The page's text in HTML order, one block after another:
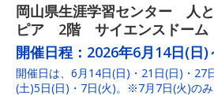
岡山県生涯学習センター 人
ピア 2階 サイエンスドーム
開催日程： 2026年6月14日(日)
開催日は、6月14日(日)・21日(日)・27
(土)5日(日)・7日(火)。※7月7日(火)の